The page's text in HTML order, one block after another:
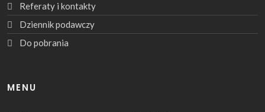
Referaty i kontakty
Dziennik podawczy
Do pobrania
MENU